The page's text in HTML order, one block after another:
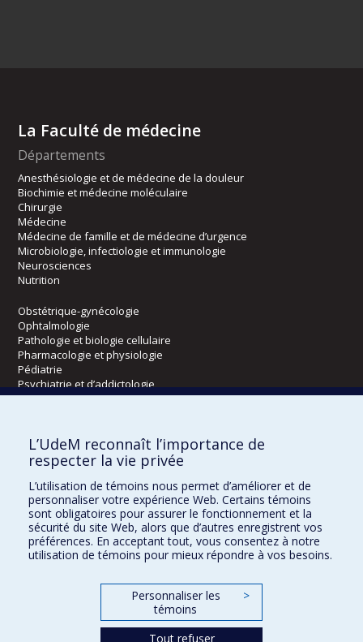
La Faculté de médecine
Départements
Anesthésiologie et de médecine de la douleur
Biochimie et médecine moléculaire
Chirurgie
Médecine
Médecine de famille et de médecine d’urgence
Microbiologie, infectiologie et immunologie
Neurosciences
Nutrition
Obstétrique-gynécologie
Ophtalmologie
Pathologie et biologie cellulaire
Pharmacologie et physiologie
Pédiatrie
Psychiatrie et d’addictologie
Radiologie, radio-oncologie et médecine nucléaire
Écoles
Orthophonie et audiologie
Réadaptation
Directions
L’UdeM reconnaît l’importance de
respecter la vie privée
L’utilisation de témoins nous permet d’améliorer et de
personnaliser votre expérience Web. Certains témoins
sont obligatoires pour assurer le fonctionnement et la
sécurité du site Web, alors que d’autres enregistrent vos
préférences. En acceptant tout, vous consentez à notre
utilisation de témoins pour mieux répondre à vos besoins.
Personnaliser les
témoins
>
Tout refuser